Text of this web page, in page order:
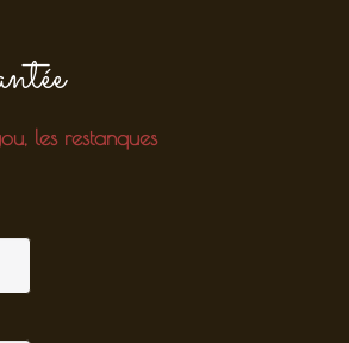
les restanques